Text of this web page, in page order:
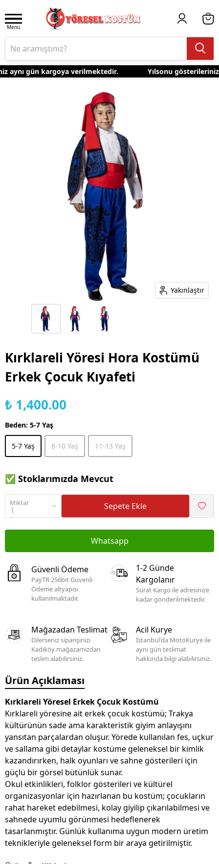
Menu
aynı gün kargoya verilmektedir. Yılsonu gösterileriniz
Yakınlaştır
Kırklareli Yöresi Hora Kostümü
Erkek Çocuk Kıyafeti
₺ 1,400.00
Beden: 5-7 Yaş
5-7 Yaş 8-10 Yaş 11-13 Yaş
✅ Stoklarımızda Mevcut
Miktar Sepete Ekle
Whatsapp
Güvenli Ödeme
PayTR 256bit Güvenli
Ödeme altyapısı
kullanılmaktadır.
1-2 Günde
Kargolanır
Sürat Kargo ile adresinize
kadar gönderilmektedir.
Mağazadan Teslimat
Dilerseniz siparişinizi
Kadıköy mağazamızdan
teslim alabilirsiniz.
Acil Kurye
İstanbul'da MotoKurye ile
aynı gün teslimat
hakkında bilgi alabilirsiniz.
Ürün Açıklaması
Kırklareli Yöresel Erkek Çocuk Kostümü
Kırklareli yöresine ait erkek çocuk kostümü; Trakya
kültürünün sade ama karakteristik giyim anlayışını
yansıtan parçalardan oluşur. Yörede kullanılan fes, uçkur
ve sallama gibi detaylar kostüme geleneksel bir kimlik
kazandırırken, halk oyunları ve sahne gösterileri için
güçlü bir görsel bütünlük sunar.
Okul etkinlikleri, folklor gösterileri ve kültürel
organizasyonlar için hazırlanan bu kostüm; çocukların
rahat hareket edebilmesi, kolay giyilip çıkarılabilmesi ve
sahnede uyumlu görünmesi hedeflenerek
tasarlanmıştır. Günlük kullanıma uygun modern üretim
teknikleriyle geleneksel form bir araya getirilmiştir.